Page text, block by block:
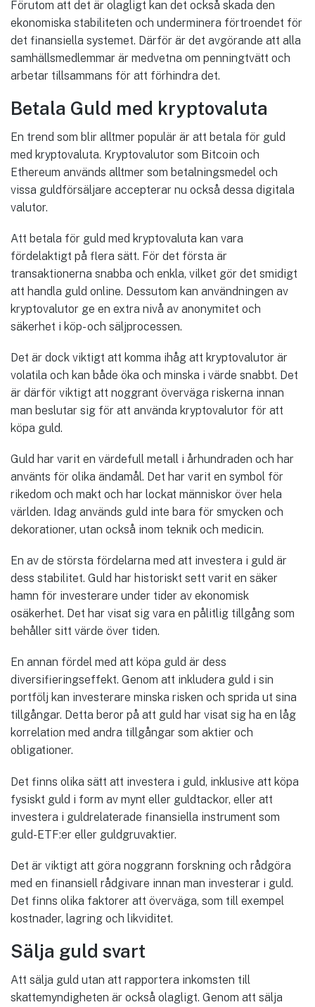
Förutom att det är olagligt kan det också skada den
ekonomiska stabiliteten och underminera förtroendet för
det finansiella systemet. Därför är det avgörande att alla
samhällsmedlemmar är medvetna om penningtvätt och
arbetar tillsammans för att förhindra det.
Betala Guld med kryptovaluta
En trend som blir alltmer populär är att betala för guld
med kryptovaluta. Kryptovalutor som Bitcoin och
Ethereum används alltmer som betalningsmedel och
vissa guldförsäljare accepterar nu också dessa digitala
valutor.
Att betala för guld med kryptovaluta kan vara
fördelaktigt på flera sätt. För det första är
transaktionerna snabba och enkla, vilket gör det smidigt
att handla guld online. Dessutom kan användningen av
kryptovalutor ge en extra nivå av anonymitet och
säkerhet i köp- och säljprocessen.
Det är dock viktigt att komma ihåg att kryptovalutor är
volatila och kan både öka och minska i värde snabbt. Det
är därför viktigt att noggrant överväga riskerna innan
man beslutar sig för att använda kryptovalutor för att
köpa guld.
Guld har varit en värdefull metall i århundraden och har
använts för olika ändamål. Det har varit en symbol för
rikedom och makt och har lockat människor över hela
världen. Idag används guld inte bara för smycken och
dekorationer, utan också inom teknik och medicin.
En av de största fördelarna med att investera i guld är
dess stabilitet. Guld har historiskt sett varit en säker
hamn för investerare under tider av ekonomisk
osäkerhet. Det har visat sig vara en pålitlig tillgång som
behåller sitt värde över tiden.
En annan fördel med att köpa guld är dess
diversifieringseffekt. Genom att inkludera guld i sin
portfölj kan investerare minska risken och sprida ut sina
tillgångar. Detta beror på att guld har visat sig ha en låg
korrelation med andra tillgångar som aktier och
obligationer.
Det finns olika sätt att investera i guld, inklusive att köpa
fysiskt guld i form av mynt eller guldtackor, eller att
investera i guldrelaterade finansiella instrument som
guld-ETF:er eller guldgruvaktier.
Det är viktigt att göra noggrann forskning och rådgöra
med en finansiell rådgivare innan man investerar i guld.
Det finns olika faktorer att överväga, som till exempel
kostnader, lagring och likviditet.
Sälja guld svart
Att sälja guld utan att rapportera inkomsten till
skattemyndigheten är också olagligt. Genom att sälja